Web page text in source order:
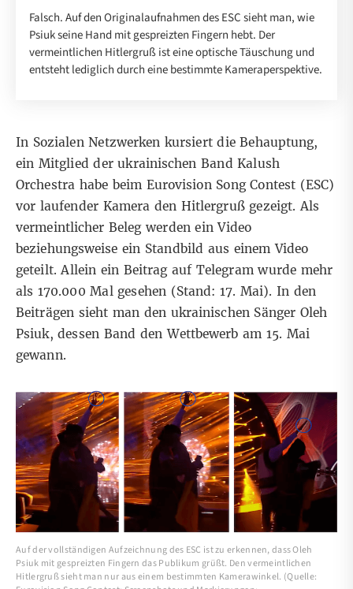
Falsch. Auf den Originalaufnahmen des ESC sieht man, wie
Psiuk seine Hand mit gespreizten Fingern hebt. Der
vermeintlichen Hitlergruß ist eine optische Täuschung und
entsteht lediglich durch eine bestimmte Kameraperspektive.
In Sozialen Netzwerken kursiert die Behauptung,
ein Mitglied der ukrainischen Band Kalush
Orchestra habe beim Eurovision Song Contest (ESC)
vor laufender Kamera den Hitlergruß gezeigt. Als
vermeintlicher Beleg werdenein Video
beziehungsweiseein Standbild aus einem Video
geteilt. Allein ein Beitrag auf Telegramwurde mehr
als 170.000 Mal gesehen (Stand: 17. Mai). In den
Beiträgen sieht man den ukrainischen Sänger Oleh
Psiuk, dessen Band den Wettbewerbam 15. Mai
gewann.
Auf der vollständigen Aufzeichnung des ESC ist zu erkennen, dass Oleh
Psiuk mit gespreizten Fingern das Publikum grüßt. Den vermeintlichen
Hitlergruß sieht man nur aus einem bestimmten Kamerawinkel. (Quelle: